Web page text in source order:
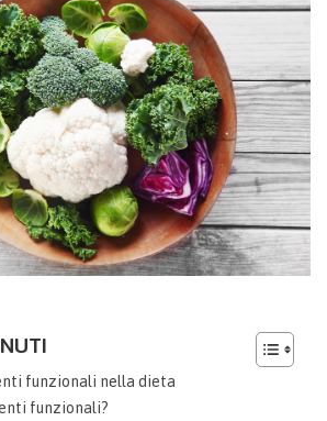
funzionali nella dieta
funzionali?